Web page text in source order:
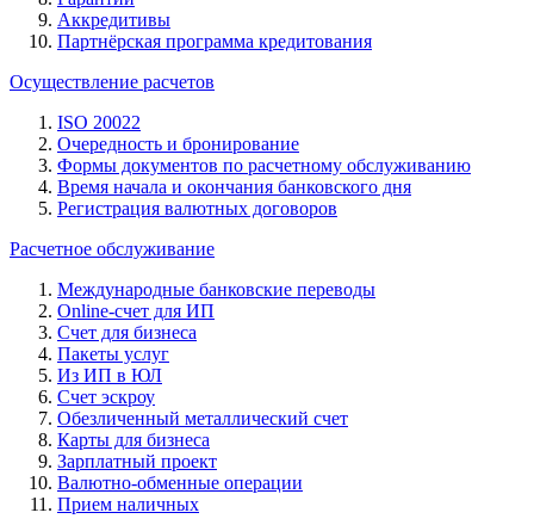
Аккредитивы
Партнёрская программа кредитования
Осуществление расчетов
ISO 20022
Очередность и бронирование
Формы документов по расчетному обслуживанию
Время начала и окончания банковского дня
Регистрация валютных договоров
Расчетное обслуживание
Международные банковские переводы
Online-счет для ИП
Счет для бизнеса
Пакеты услуг
Из ИП в ЮЛ
Счет эскроу
Обезличенный металлический счет
Карты для бизнеса
Зарплатный проект
Валютно-обменные операции
Прием наличных